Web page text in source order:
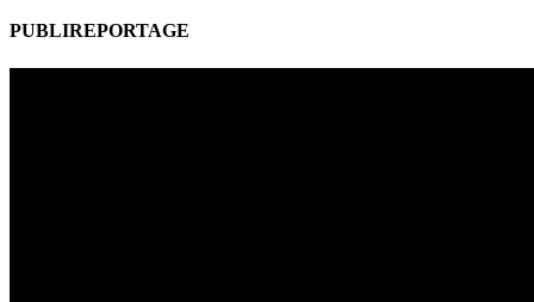
PUBLIREPORTAGE